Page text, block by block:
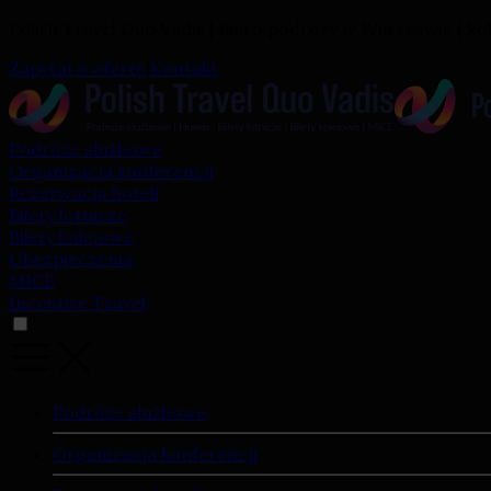
Zapytaj o ofertę Kontakt
Podróże służbowe
Organizacja konferencji
Rezerwacja hoteli
Bilety lotnicze
Bilety kolejowe
Ubezpieczenia
MICE
Incentive Travel
Podróże służbowe
Organizacja konferencji